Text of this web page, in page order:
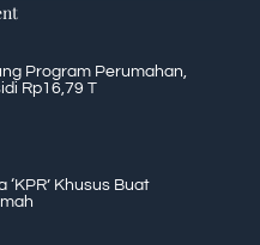
Program Perumahan,
Rp16,79 T
‘KPR’ Khusus Buat